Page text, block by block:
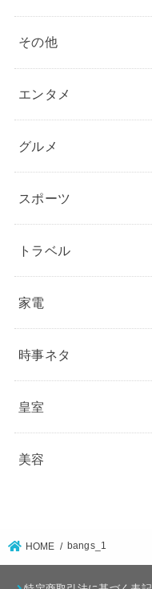
その他
エンタメ
グルメ
スポーツ
トラベル
家電
時事ネタ
皇室
美容
HOME bangs_1